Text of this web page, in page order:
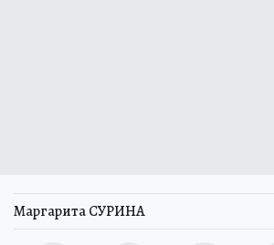
Маргарита СУРИНА